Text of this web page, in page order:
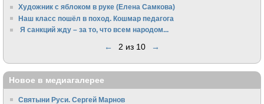
Художник с яблоком в руке (Елена Самкова)
Наш класс пошёл в поход. Кошмар педагога
Я санкций жду – за то, что всем народом...
← 2 из 10 →
Новое в медиагалерее
Святыни Руси. Сергей Марнов